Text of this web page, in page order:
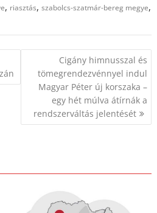
, riasztás,szabolcs-szatmár-bereg megye,
Cigány himnusszal és
tömegrendezvénnyel indul
Magyar Péter új korszaka –
egy hét múlva átírnák a
rendszerváltás jelentését